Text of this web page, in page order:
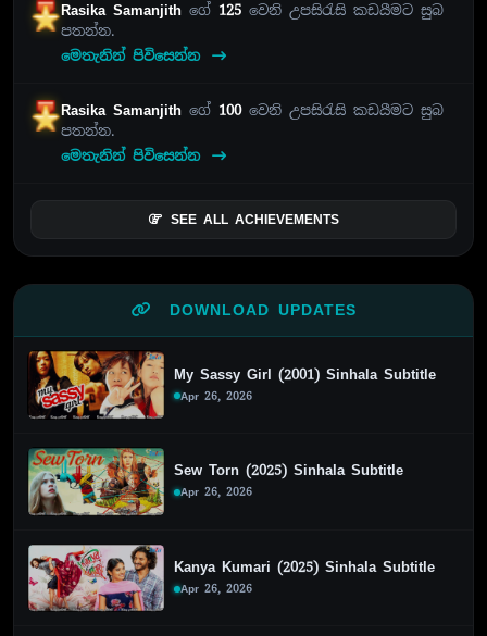
Rasika Samanjithගේ 125 වෙනි උපසිරැසි කඩයීමට සුබ
පතන්න.
මෙතැනින් පිවිසෙන්න
Rasika Samanjithගේ 100වෙනි උපසිරැසි කඩයීමට සුබ
පතන්න.
මෙතැනින් පිවිසෙන්න
SEE ALL ACHIEVEMENTS
DOWNLOAD UPDATES
My Sassy Girl (2001) Sinhala Subtitle
Apr 26, 2026
Sew Torn (2025) Sinhala Subtitle
Apr 26, 2026
Kanya Kumari (2025) Sinhala Subtitle
Apr 26, 2026